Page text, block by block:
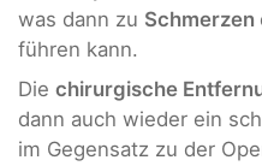
was dann zu Schmerzen
führen kann.
Die chirurgische
dann auch wieder ein
im Gegensatz zu der